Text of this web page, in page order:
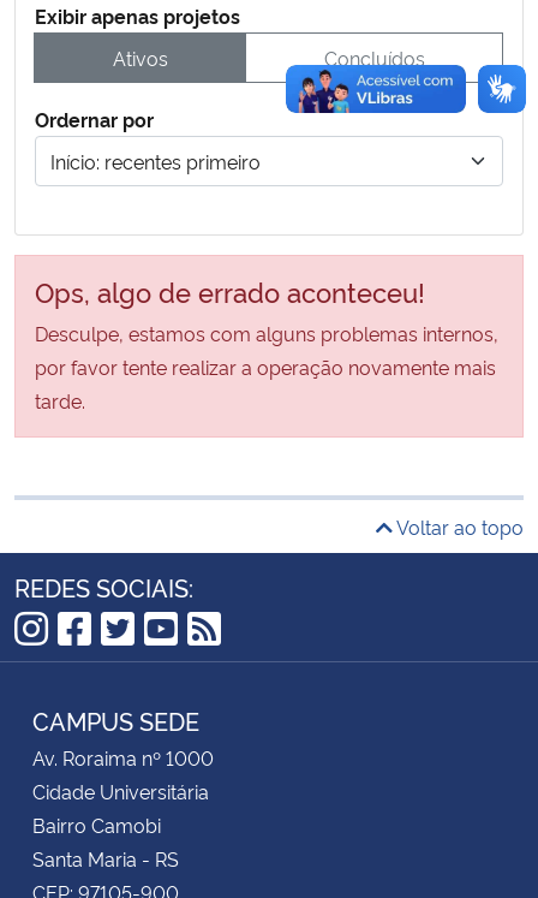
Advocacia-Geral da União
Banco Central do Brasil
Exibir apenas projetos
Ativos
Concluídos
Ordernar por
Ops, algo de errado aconteceu!
Desculpe, estamos com alguns problemas internos,
por favor tente realizar a operação novamente mais
tarde.
Voltar ao topo
REDES SOCIAIS:
Instagram
Facebook
Twitter
YouTube
RSS
CAMPUS SEDE
Av. Roraima nº 1000
Cidade Universitária
Bairro Camobi
Santa Maria - RS
CEP: 97105-900